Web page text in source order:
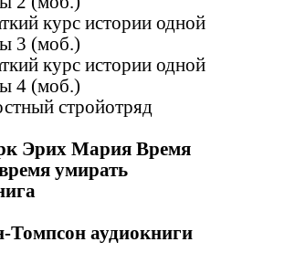
курс истории одной
3 (моб.)
курс истории одной
4 (моб.)
стройотряд
Эрих Мария Время
умирать
Томпсон аудиокниги